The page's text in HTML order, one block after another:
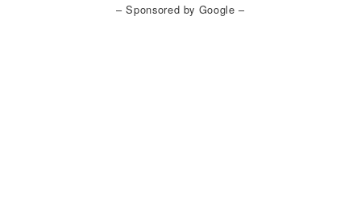
– Sponsored by Google –